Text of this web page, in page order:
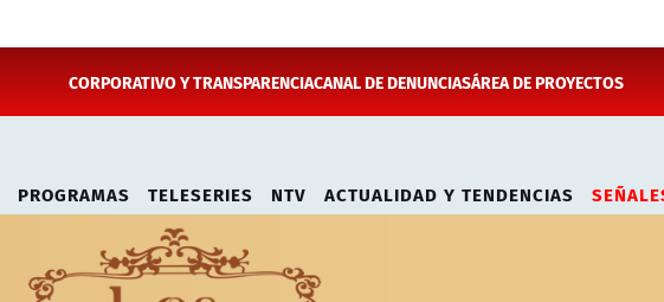
CORPORATIVO Y TRANSPARENCIACANAL DE DENUNCIASÁREA DE PROYECTOS
PROGRAMAS TELESERIES NTV ACTUALIDAD Y TENDENCIAS